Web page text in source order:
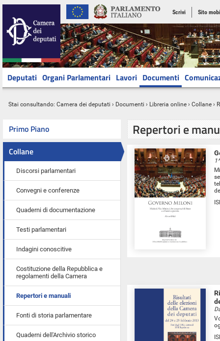
Scrivi Sito
Deputati Organi Parlamentari Lavori Documenti
Stai consultando: Camera dei deputati › Documenti › Libreria online › Collane ›
Primo Piano
Collane
Discorsi parlamentari
Convegni e conferenze
Quaderni di documentazione
Testi parlamentari
Indagini conoscitive
Costituzione della Repubblica e
regolamenti della Camera
Repertori e manuali
Fonti di storia parlamentare
Quaderni dell'Archivio storico
Repertori e